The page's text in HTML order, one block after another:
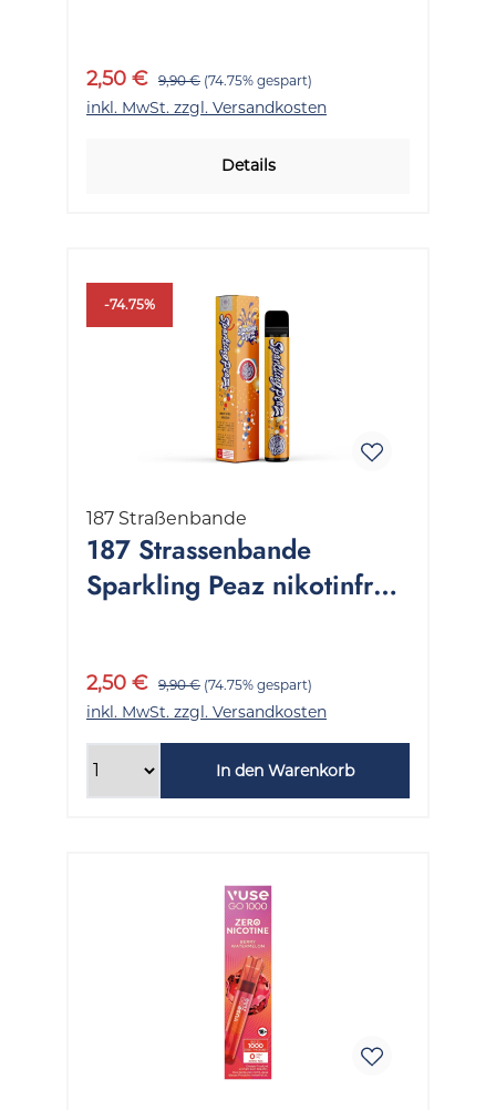
2,50 € 9,90 € (74.75% gespart)
inkl. MwSt. zzgl. Versandkosten
Details
-74.75%
187 Straßenbande
187 Strassenbande
Sparkling Peaz nikotinfrei
2,50 € 9,90 € (74.75% gespart)
inkl. MwSt. zzgl. Versandkosten
In den Warenkorb